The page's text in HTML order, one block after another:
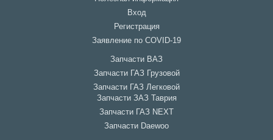
Вход
Регистрация
Заявление по COVID-19
Запчасти ВАЗ
Запчасти ГАЗ Грузовой
Запчасти ГАЗ Легковой
Запчасти ЗАЗ Таврия
Запчасти ГАЗ NEXT
Запчасти Daewoo